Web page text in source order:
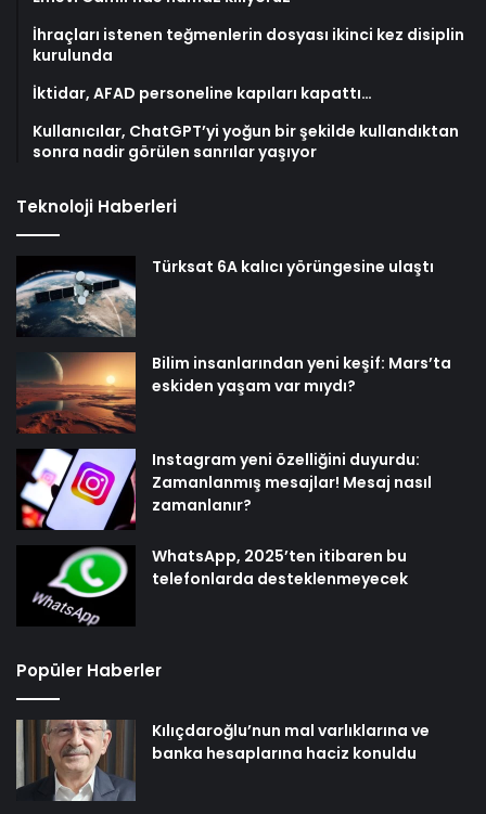
İhraçları istenen teğmenlerin dosyası ikinci kez disiplin
kurulunda
İktidar, AFAD personeline kapıları kapattı…
Kullanıcılar, ChatGPT’yi yoğun bir şekilde kullandıktan
sonra nadir görülen sanrılar yaşıyor
Teknoloji Haberleri
Türksat 6A kalıcı yörüngesine ulaştı
Bilim insanlarından yeni keşif: Mars’ta
eskiden yaşam var mıydı?
Instagram yeni özelliğini duyurdu:
Zamanlanmış mesajlar! Mesaj nasıl
zamanlanır?
WhatsApp, 2025’ten itibaren bu
telefonlarda desteklenmeyecek
Popüler Haberler
Kılıçdaroğlu’nun mal varlıklarına ve
banka hesaplarına haciz konuldu